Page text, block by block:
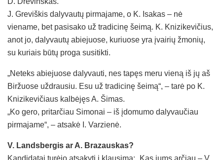
J. Greviškis dalyvautų pirmajame, o K. Isakas – nė
viename, bet pasisako už tradicinę šeimą. K. Knizikevičius,
anot jo, dalyvautų abiejuose, kuriuose yra įvairių žmonių,
su kuriais būtų proga susitikti.
„Neteks abiejuose dalyvauti, nes tapęs meru vieną iš jų aš
Biržuose uždrausiu. Esu už tradicinę šeimą“, – tarė po K.
Knizikevičiaus kalbėjęs A. Šimas.
„Ko gero, pritarčiau Simonai – iš įdomumo dalyvaučiau
pirmajame“, – atsakė I. Varzienė.
V. Landsbergis ar A. Brazauskas?
Kandidatai turėjo atsakyti į klausimą: „Kas jums arčiau – V.